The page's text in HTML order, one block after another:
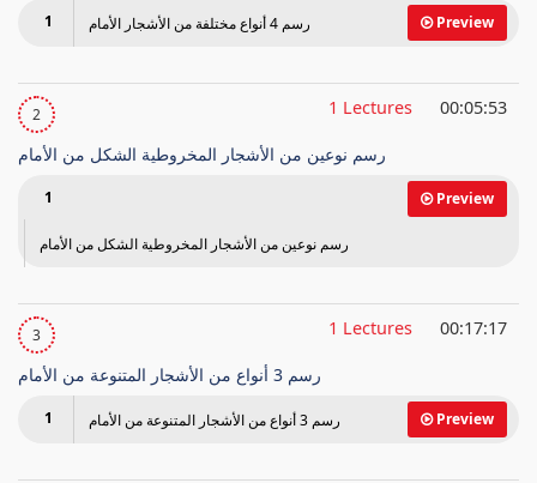
1 Preview رسم 4 أنواع مختلفة من الأشجار الأمام
2 1 Lectures 00:05:53
رسم نوعين من الأشجار المخروطية الشكل من الأمام
1 Preview
رسم نوعين من الأشجار المخروطية الشكل من الأمام
3 1 Lectures 00:17:17
رسم 3 أنواع من الأشجار المتنوعة من الأمام
1 Preview رسم 3 أنواع من الأشجار المتنوعة من الأمام